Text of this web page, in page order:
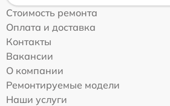
Стоимость ремонта
Оплата и доставка
Контакты
Вакансии
О компании
Ремонтируемые модели
Наши услуги